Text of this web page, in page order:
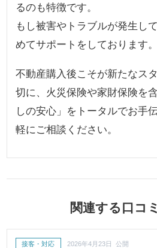
るのも特徴です。
もし被害やトラブルが発生し
めてサポートをしております。
不動産購入後こそが新たなス
切に、火災保険や家財保険を
しの安心」をトータルでお手
軽にご相談ください。
関連する口コ
接客・対応 2026年4月23日 公開